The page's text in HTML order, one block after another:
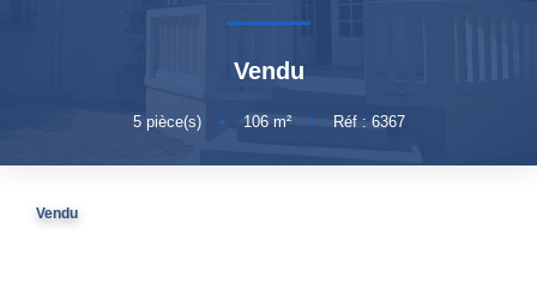
NOTRE AGENCE
Vendu
5pièce(s) • 106m² • Réf : 6367
Vendu